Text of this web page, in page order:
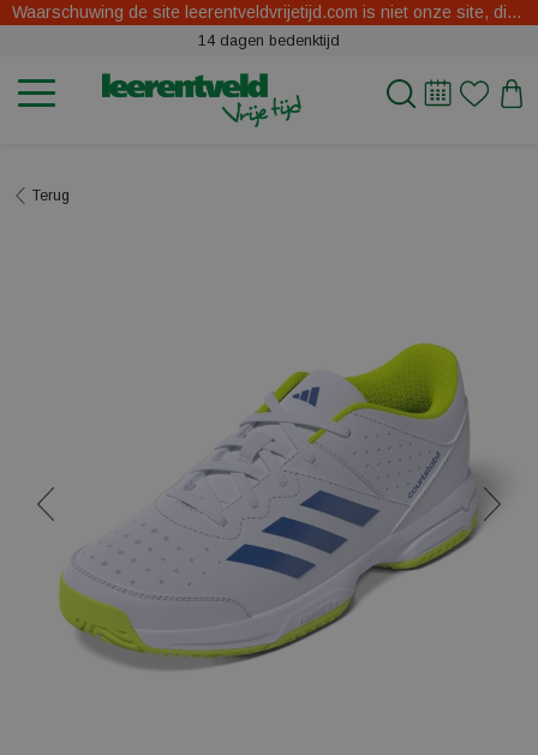
Waarschuwing de site leerentveldvrijetijd.com is niet onze site, dit zijn oplichters.
14 dagen bedenktijd
Terug